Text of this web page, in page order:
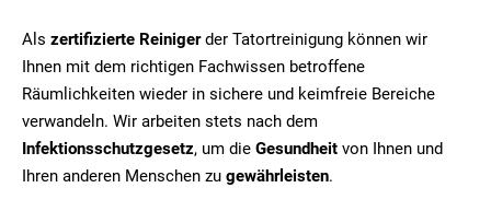
Als zertifizierte Reinigerder Tatortreinigung können wir
Ihnen mit dem richtigen Fachwissen betroffene
Räumlichkeiten wieder in sichere und keimfreie Bereiche
verwandeln. Wir arbeiten stets nach dem
Infektionsschutzgesetz, um die Gesundheit von Ihnen und
Ihren anderen Menschen zu gewährleisten.